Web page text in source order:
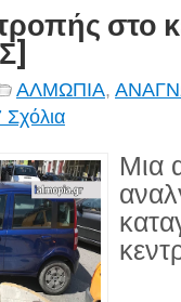
στο
ΑΛΜΩΠΙΑ,
Σχόλια
Μια